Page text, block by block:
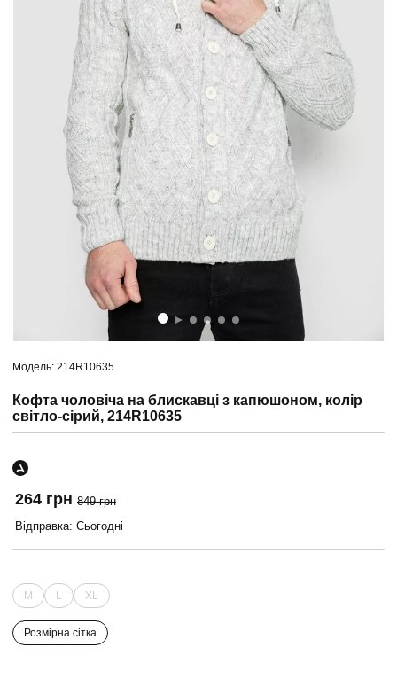
Модель: 214R10635
Кофта чоловіча на блискавці з капюшоном, колір
світло-сірий, 214R10635
264 грн 849 грн
Відправка: Сьогодні
M L XL
Розмірна сітка